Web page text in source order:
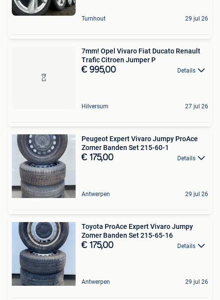
Turnhout 29 jul 26
7mm! Opel Vivaro Fiat Ducato Renault
Trafic Citroen Jumper P
€ 995,00 Details
Hilversum 27 jul 26
Peugeot Expert Vivaro Jumpy ProAce
Zomer Banden Set 215-60-1
€ 175,00 Details
Antwerpen 29 jul 26
Toyota ProAce Expert Vivaro Jumpy
Zomer Banden Set 215-65-16
€ 175,00 Details
Antwerpen 29 jul 26